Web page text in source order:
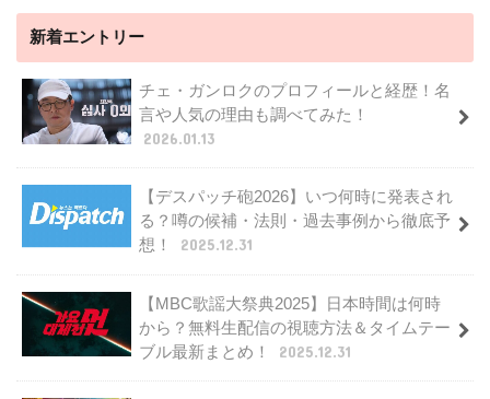
新着エントリー
チェ・ガンロクのプロフィールと経歴！名
言や人気の理由も調べてみた！
2026.01.13
【デスパッチ砲2026】いつ何時に発表され
る？噂の候補・法則・過去事例から徹底予
想！
2025.12.31
【MBC歌謡大祭典2025】日本時間は何時
から？無料生配信の視聴方法＆タイムテー
ブル最新まとめ！
2025.12.31